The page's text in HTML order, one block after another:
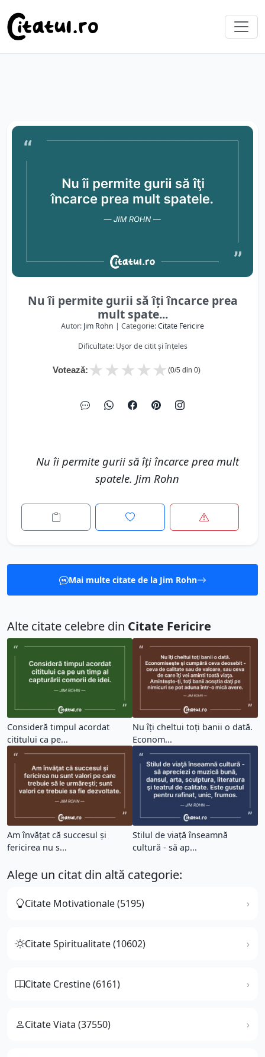
Nu îi permite gurii să îţi încarce prea
mult spate...
Autor: Jim Rohn | Categorie:Citate Fericire
Dificultate: Ușor de citit și înțeles
Votează: ★
★
★
★
★ (0/5 din 0)
Nu îi permite gurii să îţi încarce prea mult
spatele. Jim Rohn
Mai multe citate de la Jim Rohn
Alte citate celebre din Citate Fericire
Consideră timpul acordat
cititului ca pe...
Nu îţi cheltui toţi banii o dată.
Econom...
Am învăţat că succesul şi
fericirea nu s...
Stilul de viaţă înseamnă
cultură - să ap...
Alege un citat din altă categorie:
Citate Motivationale (5195)
Citate Spiritualitate (10602)
Citate Crestine (6161)
Citate Viata (37550)